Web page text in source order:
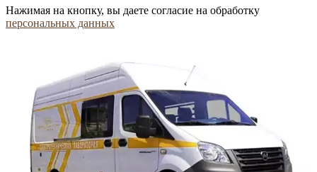
Нажимая на кнопку, вы даете согласие на обработку
персональных данных